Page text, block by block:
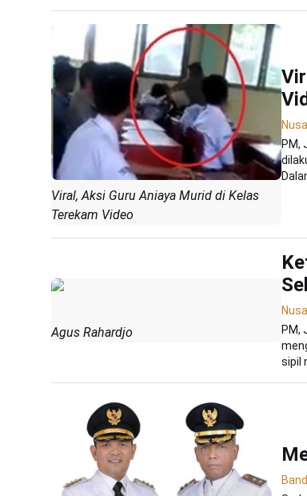
Viral, Aksi Guru Aniaya Murid di Kelas
Terekam Video
PM,
Agus Rahardjo
PM,
sipil